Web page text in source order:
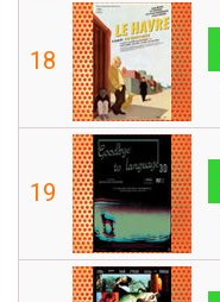
18
19